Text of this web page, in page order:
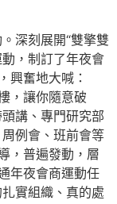
深刻展開“雙擎雙
，制訂了年夜會
興奮地大喊：
，讓你隨意破
講、專門研究部
例會、班前會等
，普遍發動，層
年夜會商運動任
實組織、真的處